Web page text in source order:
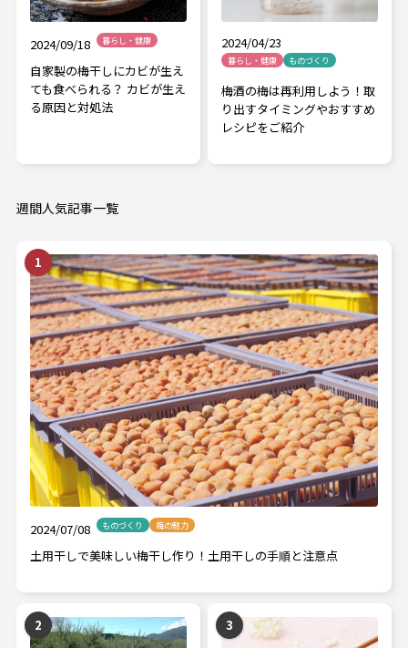
2024/09/18 暮らし・健康
自家製の梅干しにカビが生え
ても食べられる？ カビが生え
る原因と対処法
2024/04/23
暮らし・健康 ものづくり
梅酒の梅は再利用しよう！取
り出すタイミングやおすすめ
レシピをご紹介
週間人気記事一覧
2024/07/08 ものづくり 梅の魅力
土用干しで美味しい梅干し作り！土用干しの手順と注意点